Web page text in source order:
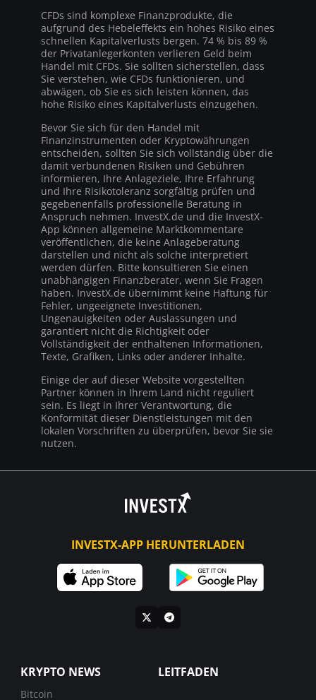
CFDs sind komplexe Finanzprodukte, die
aufgrund des Hebeleffekts ein hohes Risiko eines
schnellen Kapitalverlusts bergen. 74 % bis 89 %
der Privatanlegerkonten verlieren Geld beim
Handel mit CFDs. Sie sollten sicherstellen, dass
Sie verstehen, wie CFDs funktionieren, und
abwägen, ob Sie es sich leisten können, das
hohe Risiko eines Kapitalverlusts einzugehen.
Bevor Sie sich für den Handel mit
Finanzinstrumenten oder Kryptowährungen
entscheiden, sollten Sie sich vollständig über die
damit verbundenen Risiken und Gebühren
informieren, Ihre Anlageziele, Ihre Erfahrung
und Ihre Risikotoleranz sorgfältig prüfen und
gegebenenfalls professionelle Beratung in
Anspruch nehmen. InvestX.de und die InvestX-
App können allgemeine Marktkommentare
veröffentlichen, die keine Anlageberatung
darstellen und nicht als solche interpretiert
werden dürfen. Bitte konsultieren Sie einen
unabhängigen Finanzberater, wenn Sie Fragen
haben. InvestX.de übernimmt keine Haftung für
Fehler, ungeeignete Investitionen,
Ungenauigkeiten oder Auslassungen und
garantiert nicht die Richtigkeit oder
Vollständigkeit der enthaltenen Informationen,
Texte, Grafiken, Links oder anderer Inhalte.
Einige der auf dieser Website vorgestellten
Partner können in Ihrem Land nicht reguliert
sein. Es liegt in Ihrer Verantwortung, die
Konformität dieser Dienstleistungen mit den
lokalen Vorschriften zu überprüfen, bevor Sie sie
nutzen.
INVESTX-APP HERUNTERLADEN
KRYPTO NEWS
Bitcoin
LEITFADEN